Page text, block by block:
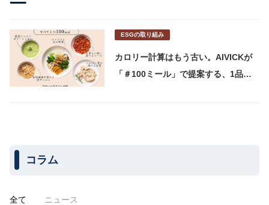
ESGの取り組み
カロリー計算はもう古い。AIVICKが
「＃100ミール」で提案する、1品
コラム
全て ニュース